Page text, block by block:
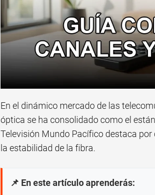
En el dinámico mercado de las
óptica se ha consolidado como el
Televisión Mundo Pacífico destaca
la estabilidad de la fibra.
📌 En este artículo aprenderás: